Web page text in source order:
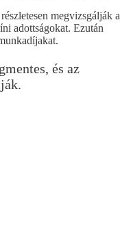
megvizsgálják a
adottságokat. Ezután
és az